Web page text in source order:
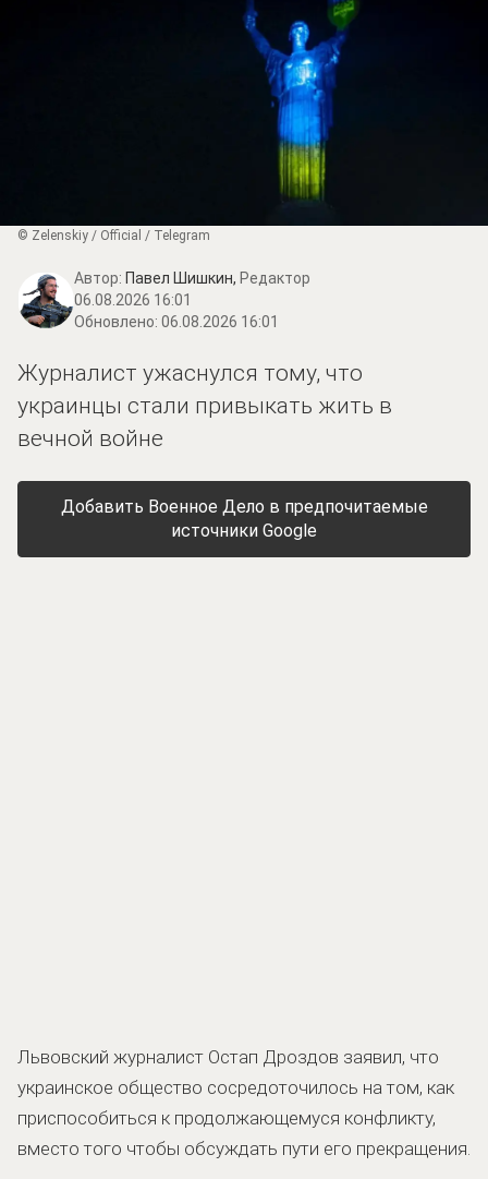
© Zеlеnskiу / Оfficiаl / Telegram
Автор: Павел Шишкин, Редактор
06.08.2026 16:01
Обновлено: 06.08.2026 16:01
Журналист ужаснулся тому, что
украинцы стали привыкать жить в
вечной войне
Добавить Военное Дело в предпочитаемые
источники Google
Львовский журналист Остап Дроздов заявил, что
украинское общество сосредоточилось на том, как
приспособиться к продолжающемуся конфликту,
вместо того чтобы обсуждать пути его прекращения.